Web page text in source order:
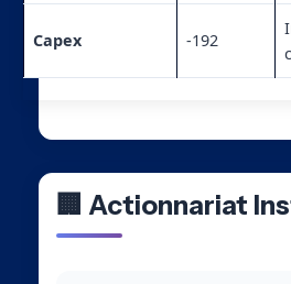
Capex -192
🏢 Actionnariat